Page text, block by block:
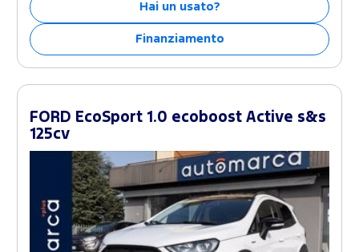
Hai un usato?
Finanziamento
FORD EcoSport 1.0 ecoboost Active s&s
125cv